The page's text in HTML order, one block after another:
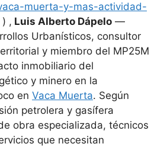
muerta-y-mas-actividad-
) , Luis Alberto Dápelo —
Urbanísticos, consultor
y miembro del MP25M
inmobiliario del
y minero en la
en Vaca Muerta. Según
petrolera y gasífera
obra especializada, técnicos
que necesitan